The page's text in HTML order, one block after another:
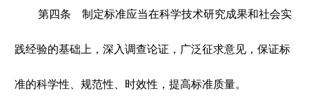
第四条 制定标准应当在科学技术研究成果和社会实
践经验的基础上，深入调查论证，广泛征求意见，保证标
准的科学性、规范性、时效性，提高标准质量。